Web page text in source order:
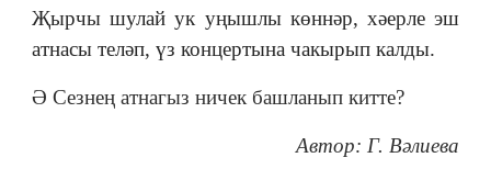
Җырчы шулай ук уңышлы көннәр, хәерле эш
атнасы теләп, үз концертына чакырып калды.
Ә Сезнең атнагыз ничек башланып китте?
Автор: Г. Вәлиева